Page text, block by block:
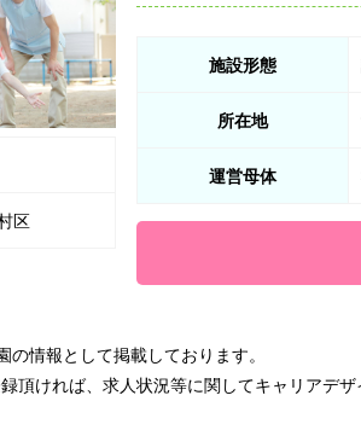
区
施設形態
所在地
運営母体
情報として掲載しております。
頂ければ、求人状況等に関してキャリアデ